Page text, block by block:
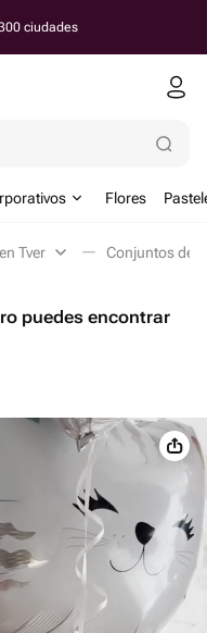
ciudades
Flores
Tver Conjuntos de
puedes encontrar